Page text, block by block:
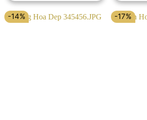
1.100.000 ₫.
-14% -17%